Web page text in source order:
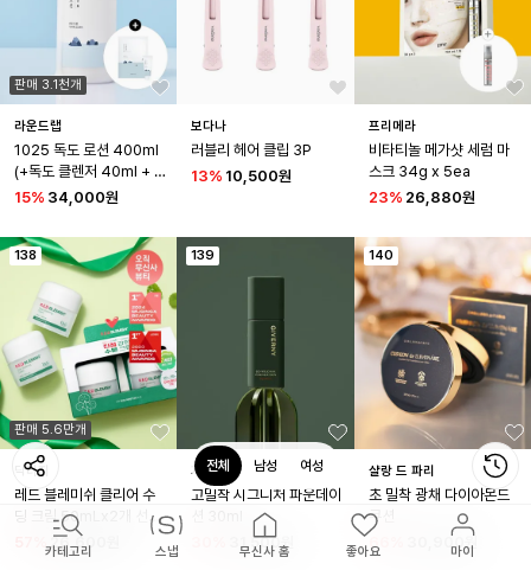
판매 3.1천개
라운드랩
1025 독도 로션 400ml
(+독도 클렌저 40ml + 워
터겔 마스크 1매 증정)
15% 34,000원
보다나
러블리 헤어 클립 3P
13% 10,500원
프리메라
비타티놀 메가샷 세럼 마
스크 34g x 5ea
23% 26,880원
138
판매 5.6만개
닥터지
레드 블레미쉬 클리어 수
딩 크림 50mLx2개 선물
하기 세트
%26,600원
139
지베르니
고밀착 시그니처 파운데이
31,500원
140
샬랑 드 파리
초 밀착 광채 다이아몬드
쿠션
66
30,900원
전체 남성 여성
브랜드 스냅 무신사 홈 좋아요 마이